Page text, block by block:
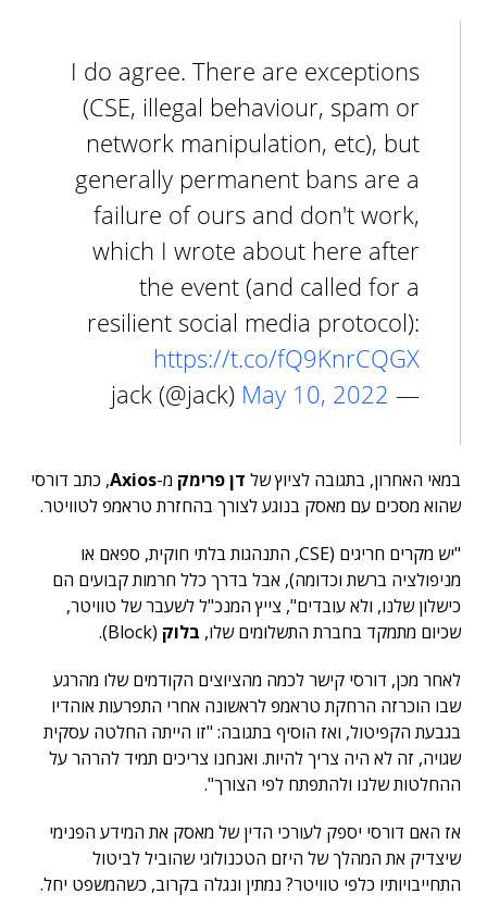
I do agree. There are exceptions
(CSE, illegal behaviour, spam or
network manipulation, etc), but
generally permanent bans are a
failure of ours and don't work,
which I wrote about here after
the event (and called for a
resilient social media protocol):
https://t.co/fQ9KnrCQGX
— jack (@jack)
May 10, 2022
במאי האחרון, בתגובה לציוץ של דן פרימק מ-Axios, כתב דורסי
שהוא מסכים עם מאסק בנוגע לצורך בהחזרת טראמפ לטוויטר.
"יש מקרים חריגים (CSE, התנהגות בלתי חוקית, ספאם או
מניפולציה ברשת וכדומה), אבל בדרך כלל חרמות קבועים הם
כישלון שלנו, ולא עובדים", צייץ המנכ"ל לשעבר של טוויטר,
שכיום מתמקד בחברת התשלומים שלו, בלוק (Block).
לאחר מכן, דורסי קישר לכמה מהציוצים הקודמים שלו מהרגע
שבו הוכרזה הרחקת טראמפ לראשונה אחרי התפרעות אוהדיו
בגבעת הקפיטול, ואז הוסיף בתגובה: "זו הייתה החלטה עסקית
שגויה, זה לא היה צריך להיות. ואנחנו צריכים תמיד להרהר על
ההחלטות שלנו ולהתפתח לפי הצורך".
אז האם דורסי יספק לעורכי הדין של מאסק את המידע הפנימי
שיצדיק את המהלך של היזם הטכנולוגי שהוביל לביטול
התחייבויותיו כלפי טוויטר? נמתין ונגלה בקרוב, כשהמשפט יחל.